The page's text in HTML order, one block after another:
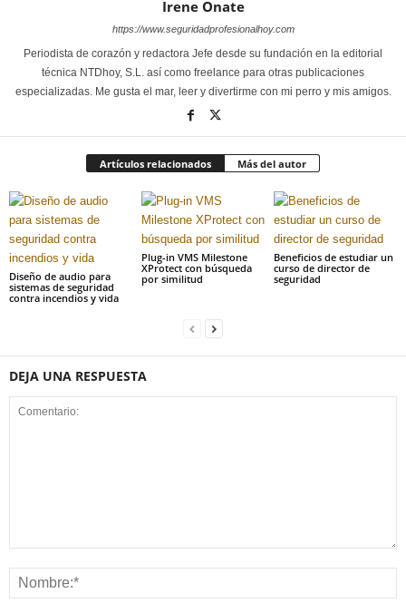
Irene Onate
https://www.seguridadprofesionalhoy.com
Periodista de corazón y redactora Jefe desde su fundación en la editorial
técnica NTDhoy, S.L. así como freelance para otras publicaciones
especializadas. Me gusta el mar, leer y divertirme con mi perro y mis amigos.
Artículos relacionados Más del autor
Diseño de audio para
sistemas de seguridad
contra incendios y vida
Plug-in VMS Milestone
XProtect con búsqueda
por similitud
Beneficios de estudiar un
curso de director de
seguridad
DEJA UNA RESPUESTA